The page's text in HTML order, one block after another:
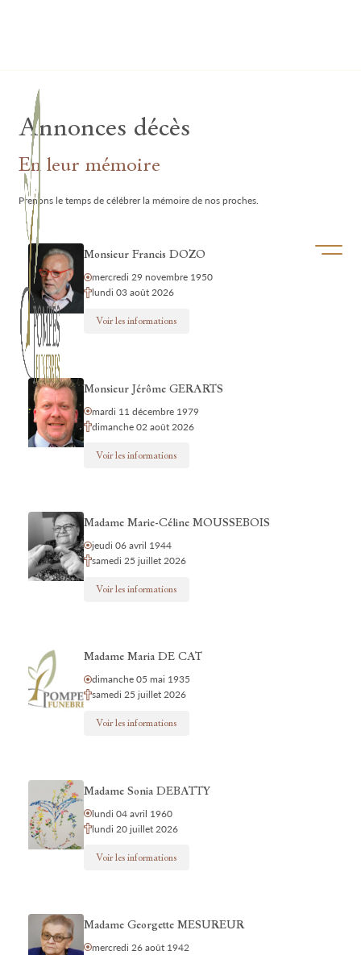
Ouvrir/
Annonces décès
En leur mémoire
Prenons le temps de célébrer la mémoire de nos proches.
Monsieur Francis DOZO
mercredi 29 novembre 1950
lundi 03 août 2026
Voir les informations
Monsieur Jérôme GERARTS
mardi 11 décembre 1979
dimanche 02 août 2026
Voir les informations
Madame Marie-Céline MOUSSEBOIS
jeudi 06 avril 1944
samedi 25 juillet 2026
Voir les informations
Madame Maria DE CAT
dimanche 05 mai 1935
samedi 25 juillet 2026
Voir les informations
Madame Sonia DEBATTY
lundi 04 avril 1960
lundi 20 juillet 2026
Voir les informations
Madame Georgette MESUREUR
mercredi 26 août 1942